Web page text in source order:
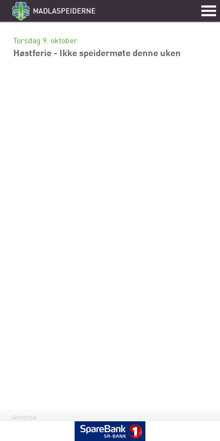
Torsdag 9. oktober
Høstferie - Ikke speidermøte denne uken
Annonse